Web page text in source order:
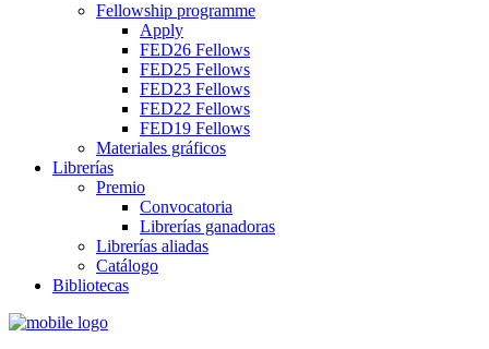
Fellowship programme
Apply
FED26 Fellows
FED25 Fellows
FED23 Fellows
FED22 Fellows
FED19 Fellows
Materiales gráficos
Librerías
Premio
Convocatoria
Librerías ganadoras
Librerías aliadas
Catálogo
Bibliotecas